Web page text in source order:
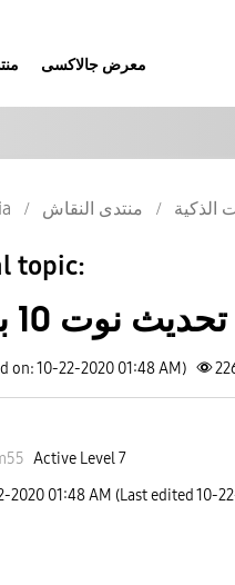
معرض جالاكسى
منتدى النقاش الذكية
topic:
on: 10-22-2020 01:48 AM)
Active Level 7
2020 01:48 AM (Last edited ‎10-